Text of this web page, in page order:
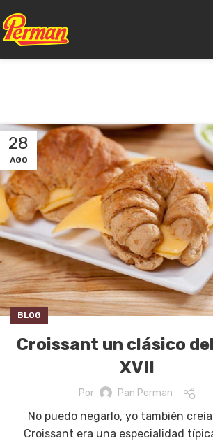
28
AGO
BLOG
Croissant un clásico
XVII
Por Pan Perman
No puedo negarlo, yo también
Croissant era una especialidad